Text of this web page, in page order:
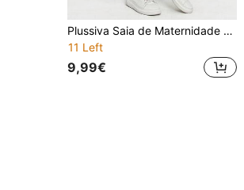
Plussiva Saia de Maternidade Plus Size Ajustada de Cor Lisa com Abertura Lateral, para Sessão Fotográfica de Verão
11 Left
9,99€